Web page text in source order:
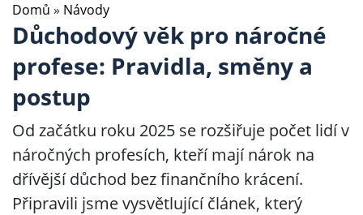
Domů » Návody
Důchodový věk pro náročné
profese: Pravidla, směny a
postup
Od začátku roku 2025 se rozšiřuje počet lidí v
náročných profesích, kteří mají nárok na
dřívější důchod bez finančního krácení.
Připravili jsme vysvětlující článek, který